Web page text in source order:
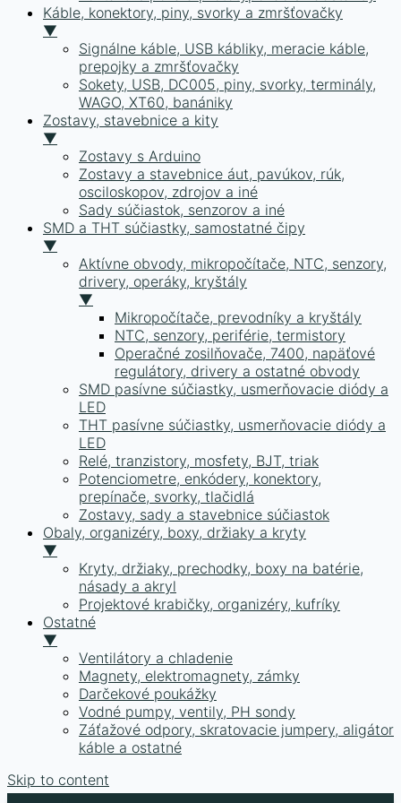
Káble, konektory, piny, svorky a zmršťovačky
▼
Signálne káble, USB kábliky, meracie káble,
prepojky a zmršťovačky
Sokety, USB, DC005, piny, svorky, terminály,
WAGO, XT60, banániky
Zostavy, stavebnice a kity
▼
Zostavy s Arduino
Zostavy a stavebnice áut, pavúkov, rúk,
osciloskopov, zdrojov a iné
Sady súčiastok, senzorov a iné
SMD a THT súčiastky, samostatné čipy
▼
Aktívne obvody, mikropočítače, NTC, senzory,
drivery, operáky, kryštály
▼
Mikropočítače, prevodníky a kryštály
NTC, senzory, periférie, termistory
Operačné zosilňovače, 7400, napäťové
regulátory, drivery a ostatné obvody
SMD pasívne súčiastky, usmerňovacie diódy a
LED
THT pasívne súčiastky, usmerňovacie diódy a
LED
Relé, tranzistory, mosfety, BJT, triak
Potenciometre, enkódery, konektory,
prepínače, svorky, tlačidlá
Zostavy, sady a stavebnice súčiastok
Obaly, organizéry, boxy, držiaky a kryty
▼
Kryty, držiaky, prechodky, boxy na batérie,
násady a akryl
Projektové krabičky, organizéry, kufríky
Ostatné
▼
Ventilátory a chladenie
Magnety, elektromagnety, zámky
Darčekové poukážky
Vodné pumpy, ventily, PH sondy
Záťažové odpory, skratovacie jumpery, aligátor
káble a ostatné
Skip to content